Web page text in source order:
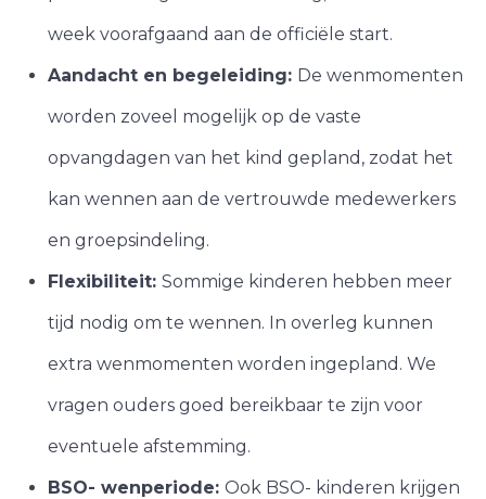
week voorafgaand aan de officiële start.
Aandacht en begeleiding: De wenmomenten
worden zoveel mogelijk op de vaste
opvangdagen van het kind gepland, zodat het
kan wennen aan de vertrouwde medewerkers
en groepsindeling.
Flexibiliteit: Sommige kinderen hebben meer
tijd nodig om te wennen. In overleg kunnen
extra wenmomenten worden ingepland. We
vragen ouders goed bereikbaar te zijn voor
eventuele afstemming.
BSO- wenperiode: Ook BSO- kinderen krijgen